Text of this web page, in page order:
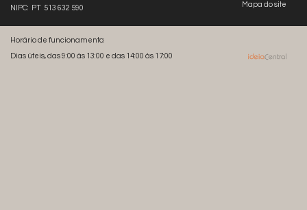
Mapa do site
NIPC: PT 513 632 590
Horário de funcionamento:
Dias úteis, das 9:00 às 13:00 e das 14:00 às 17:00